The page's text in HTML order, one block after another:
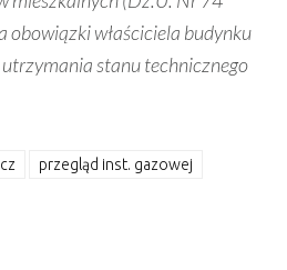
obowiązki właściciela budynku
utrzymania stanu technicznego
przegląd inst. gazowej